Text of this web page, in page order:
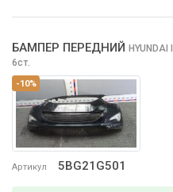
-10%
Артикул 5BG21G501
БАМПЕР ПЕРЕДНИЙ HYUNDAI
6ст.